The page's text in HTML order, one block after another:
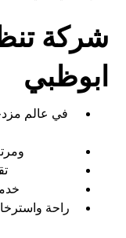
شركة
ابوظبي
في عالم
راحة